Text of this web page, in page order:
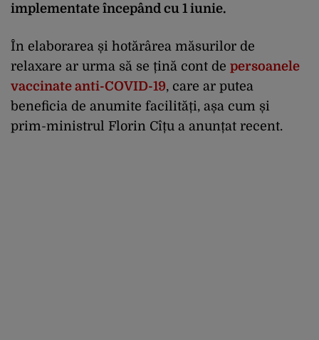
implementate începând cu 1 iunie.
În elaborarea și hotărârea măsurilor de
relaxare ar urma să se țină cont de persoanele
vaccinate anti-COVID-19, care ar putea
beneficia de anumite facilități, așa cum și
prim-ministrul Florin Cîțu a anunțat recent.